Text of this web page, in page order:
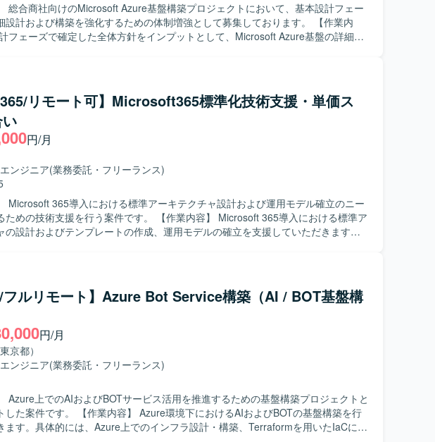
総合商社向けのMicrosoft Azure基盤構築プロジェクトにおいて、基本設計フェー
計および構築を強化するための体制増強として募集しております。 【作業内
フェーズで確定した全体方針をインプットとして、Microsoft Azure基盤の詳細設
設定について、設計内容への反映および環境構築を行うとともに、詳細設計書や
タシートなど各種技術ドキュメントの作成も行っていただきます。 顧客および関
的な調整を行い、設計内容に関する説明・レビュー対応を通じて、Azure基盤とし
装品質の担保を図っていただきます。 【求める人物像】 Azure基盤の設
体的かつ自律的に取り組み、基本設計方針を正確に理解したうえで詳細設計・構
める方を求めております。 顧客や関係者と円滑にコミュニケーションを取りなが
論や説明ができ、レビューを通じて品質向上に貢献いただける方が望ましいで
の方針に沿いながらも、自ら課題を見つけ解決に向けて行動できる方に適したポ
けAzure基盤プロジ
し、ネットワーク、セキュリティ、権限管理、ガバナンスといった基盤領域を包
きる環境です。 IaCを前提とした設計・構築スタイルのもとで、BicepやARM
、ARM Template、Terraformなどを用い、Azure PolicyやRBACなどを活用し
パラメータシートなど各種技術ドキュメントを整備していただきます。
リモート可】Microsoft365標準化技術支援・単価ス
円/月
ンジニア(業務委託・フリーランス)
Microsoft 365導入における標準アーキテクチャ設計および運用モデル確立のニー
援を行う案件です。 【作業内容】 Microsoft 365導入における標準ア
の設計およびテンプレートの作成、運用モデルの確立を支援していただきます。
合設計、監査ログおよび証跡管理の設計を行います。 標準運用フローの作成、ア
限管理モデル設計、Power Automate標準フローおよびガバナンス設計、管理者運
ただきます。 【求める人物像】 課題の背景や要件を正しく理解
解決策を検討して顧客へ提案し、施策実施まで計画的に進められる方を求めてい
技術を積極的に学び、自身のスキルとして吸収できる方が望ましいです。 指示待
自ら作業を見つけてプロジェクトの進捗に貢献できる方、不明点を調査し、必要
365の標準アーキテクチャ設計やセキュリティ・ガバナンス標準化といった上流
ることができ、エンタープライズ環境での知見を深めることができます。 閉域ネ
インターネット接続環境が分離された高度な環境設計や、Power Automateを活用
ルリモート】Azure Bot Service構築（AI / BOT基盤構
円/月
京都）
ンジニア(業務委託・フリーランス)
Azure上でのAIおよびBOTサービス活用を推進するための基盤構築プロジェクトと
Azure環境下におけるAIおよびBOTの基盤構築を行
ます。具体的には、Azure上でのインフラ設計・構築、Terraformを用いたIaCによ